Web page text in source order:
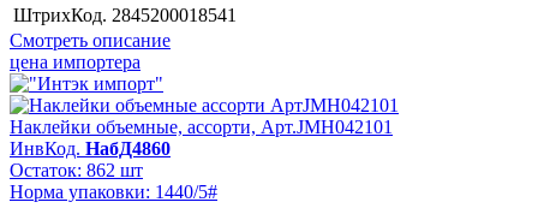
ШтрихКод. 2845200018541
Смотреть описание
цена импортера
Наклейки объемные, ассорти, Арт.JMH042101
ИнвКод. НабД4860
Остаток: 862 шт
Норма упаковки: 1440/5#